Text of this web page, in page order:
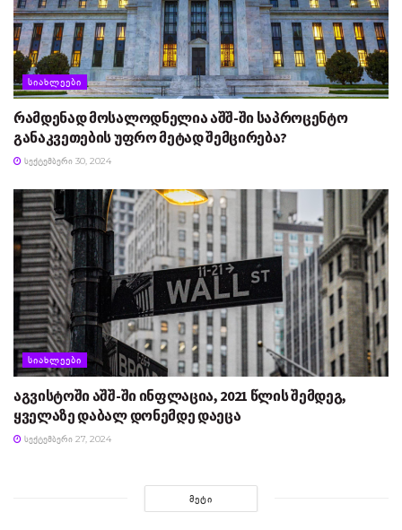
ᲡᲘᲐᲮᲚᲔᲔᲑᲘ
რამდენად მოსალოდნელია აშშ-ში საპროცენტო
განაკვეთების უფრო მეტად შემცირება?
ᲡᲔᲥᲢᲔᲛᲑᲔᲠᲘ 30, 2024
ᲡᲘᲐᲮᲚᲔᲔᲑᲘ
აგვისტოში აშშ-ში ინფლაცია, 2021 წლის შემდეგ,
ყველაზე დაბალ დონემდე დაეცა
ᲡᲔᲥᲢᲔᲛᲑᲔᲠᲘ 27, 2024
ᲛᲔᲢᲘ